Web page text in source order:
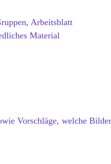
Arbeitsblatt
Material
Vorschläge, welche